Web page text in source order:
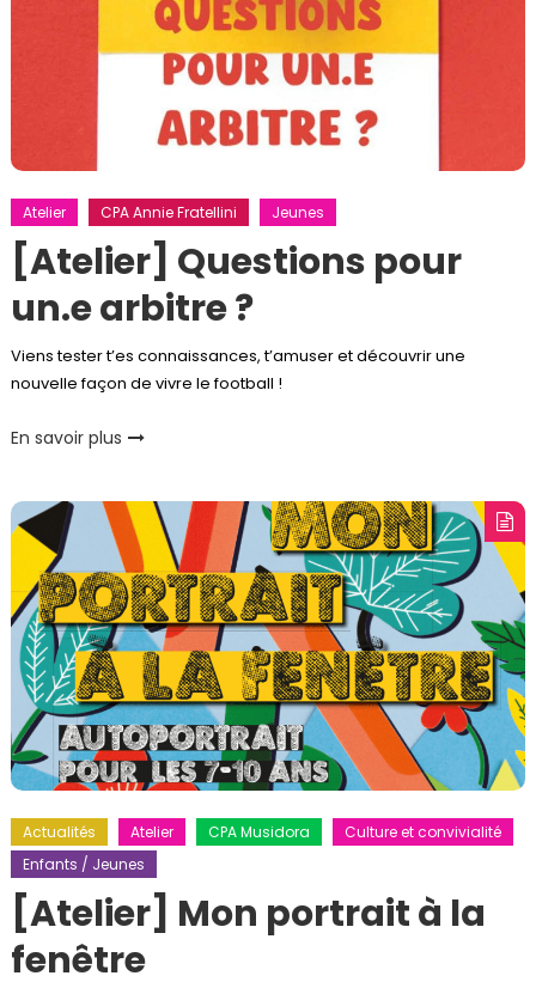
Atelier CPA Annie Fratellini Jeunes
[Atelier] Questions pour
un.e arbitre ?
Viens tester t’es connaissances, t’amuser et découvrir une
nouvelle façon de vivre le football !
En savoir plus
Actualités Atelier CPA Musidora
Culture et convivialité
Enfants / Jeunes
[Atelier] Mon portrait à la
fenêtre